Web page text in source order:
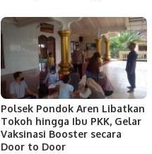
Polsek Pondok Aren Libatkan
Tokoh hingga Ibu PKK, Gelar
Vaksinasi Booster secara
Door to Door